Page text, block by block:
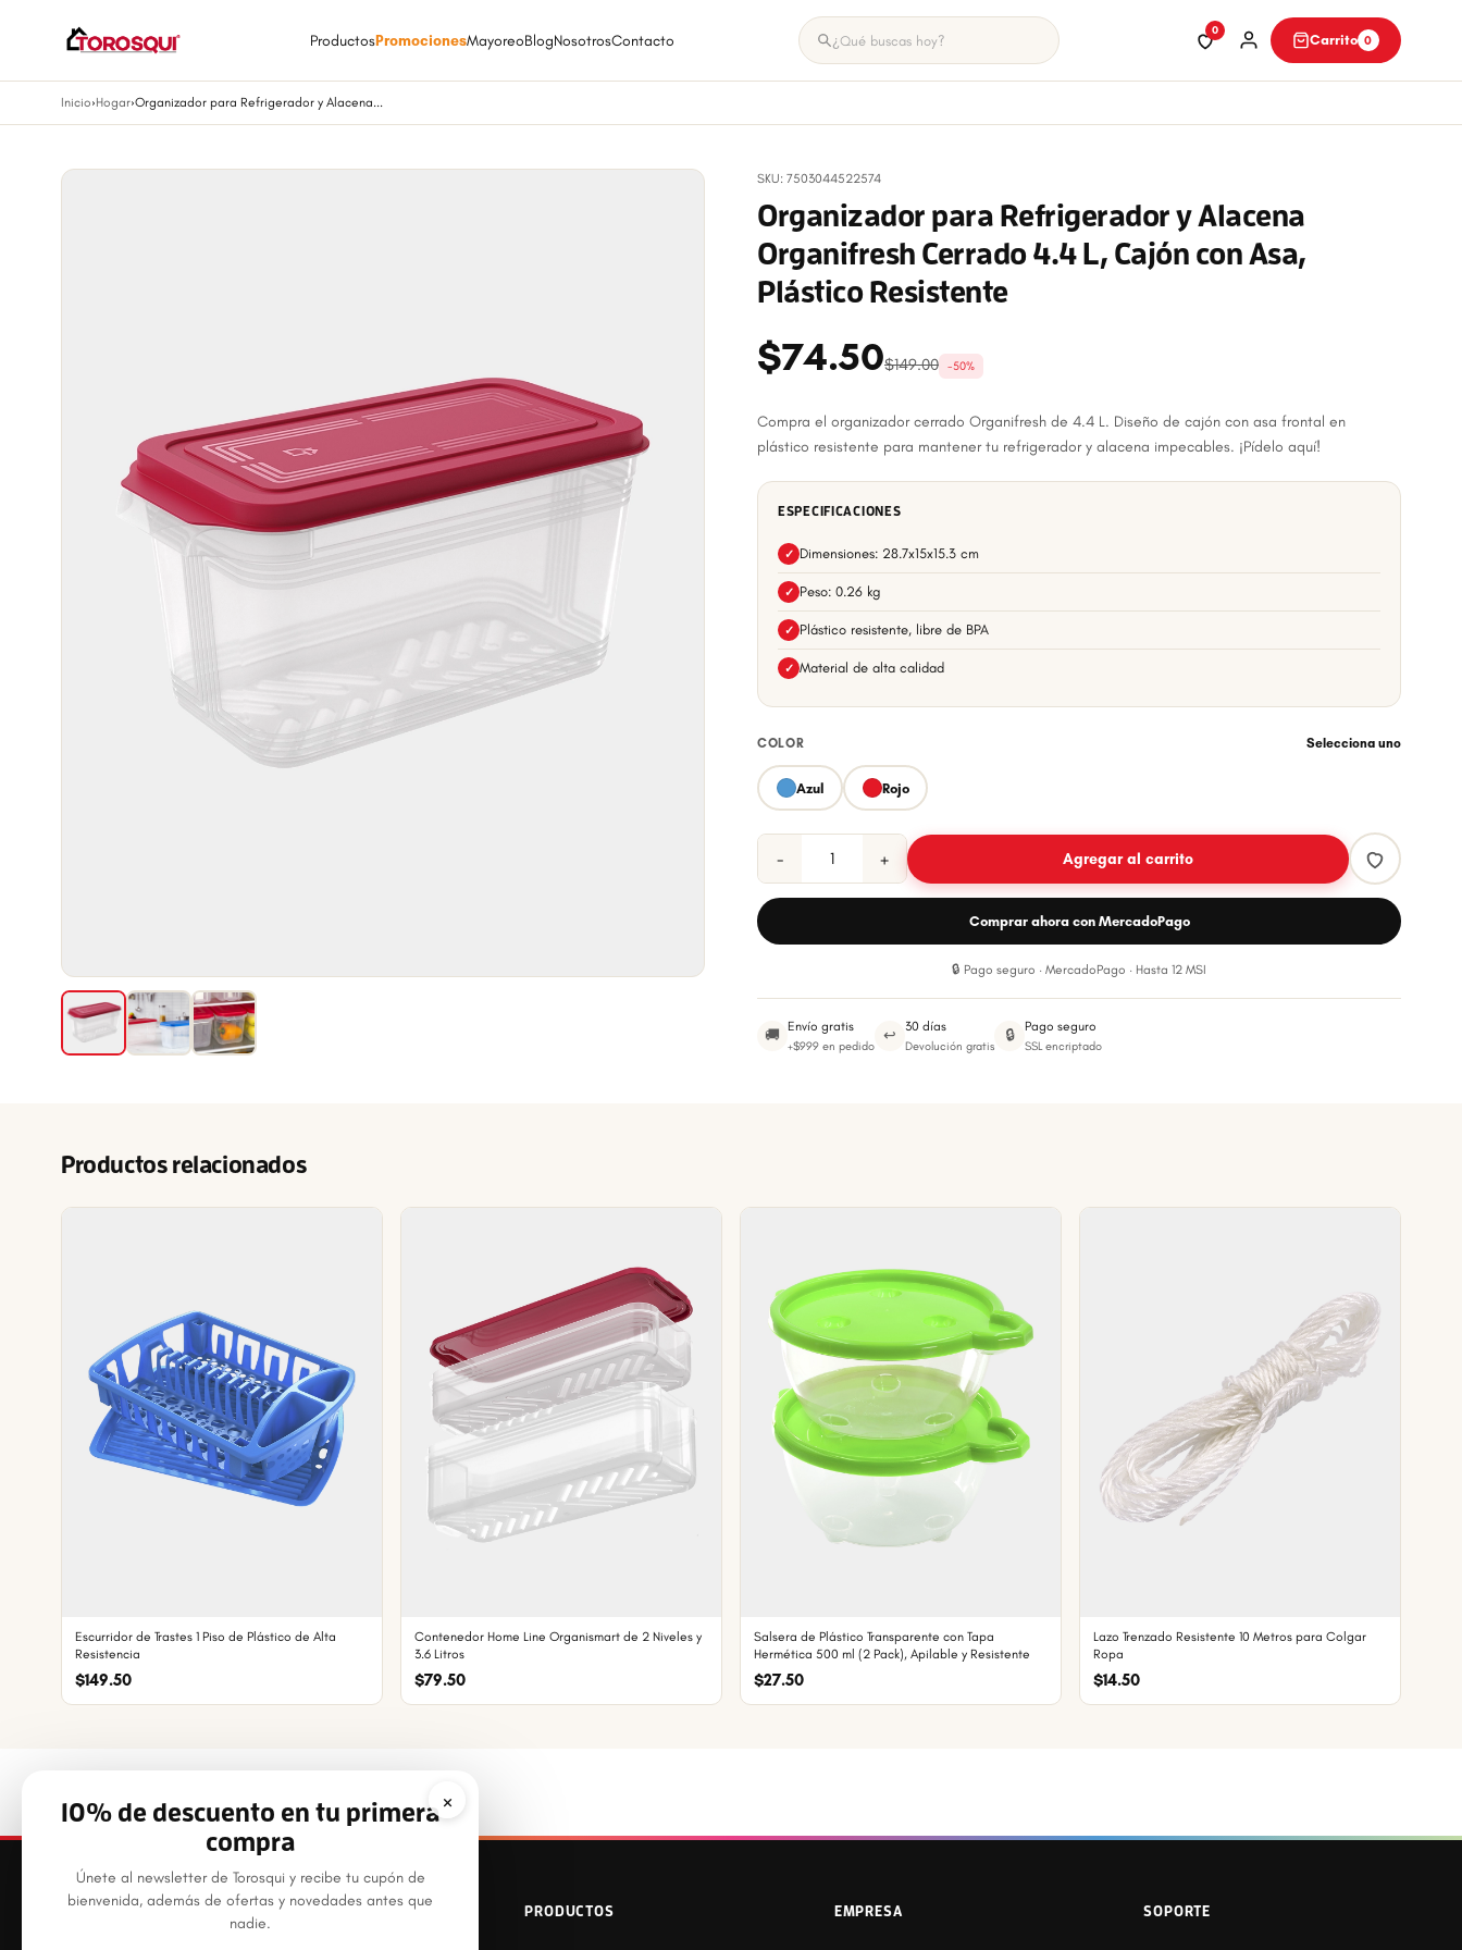
ProductosPromocionesMayoreoBlogNosotrosContacto
0
Carrito 0
Inicio›Hogar›Organizador para Refrigerador y Alacena...
SKU: 7503044522574
Organizador para Refrigerador y Alacena
Organifresh Cerrado 4.4 L, Cajón con Asa,
Plástico Resistente
$74.50$149.00 -50%
Compra el organizador cerrado Organifresh de 4.4 L. Diseño de cajón con asa frontal en
plástico resistente para mantener tu refrigerador y alacena impecables. ¡Pídelo aquí!
ESPECIFICACIONES
✓ Dimensiones: 28.7x15x15.3 cm
✓ Peso: 0.26 kg
✓ Plástico resistente, libre de BPA
✓ Material de alta calidad
COLOR Selecciona uno
Azul Rojo
− + Agregar al carrito
Comprar ahora con MercadoPago
🔒 Pago seguro · MercadoPago · Hasta 12 MSI
🚚 Envío gratis
+$999 en pedido
↩ 30 días
Devolución gratis
🔒 Pago seguro
SSL encriptado
Productos relacionados
Escurridor de Trastes 1 Piso de Plástico de Alta
Resistencia
$149.50
Contenedor Home Line Organismart de 2 Niveles y
3.6 Litros
$79.50
Salsera de Plástico Transparente con Tapa
Hermética 500 ml (2 Pack), Apilable y Resistente
$27.50
Lazo Trenzado Resistente 10 Metros para Colgar
Ropa
$14.50
×
10% de descuento en tu primera
compra
Únete al newsletter de Torosqui y recibe tu cupón de
bienvenida, además de ofertas y novedades antes que
nadie.
PRODUCTOS EMPRESA SOPORTE